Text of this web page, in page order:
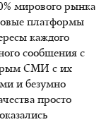
мирового рынка
платформы
каждого
сообщения с
СМИ с их
и безумно
просто